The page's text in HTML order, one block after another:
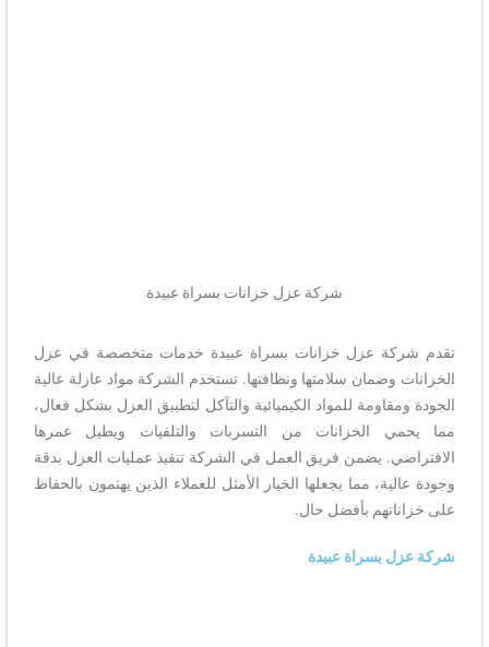
شركة عزل خزانات بسراة عبيدة
تقدم شركة عزل خزانات بسراة عبيدة خدمات متخصصة في عزل
الخزانات وضمان سلامتها ونظافتها. تستخدم الشركة مواد عازلة عالية
الجودة ومقاومة للمواد الكيميائية والتآكل لتطبيق العزل بشكل فعال،
مما يحمي الخزانات من التسربات والتلفيات ويطيل عمرها
الافتراضي. يضمن فريق العمل في الشركة تنفيذ عمليات العزل بدقة
وجودة عالية، مما يجعلها الخيار الأمثل للعملاء الذين يهتمون بالحفاظ
على خزاناتهم بأفضل حال.
شركة عزل بسراة عبيدة